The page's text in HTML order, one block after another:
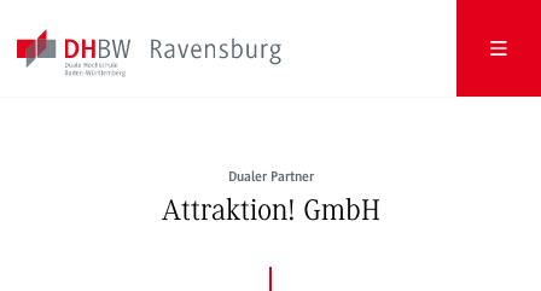
Dualer Partner
Attraktion! GmbH